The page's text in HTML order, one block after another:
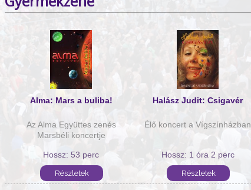
Alma: Mars a buliba!
Az Alma Együttes zenés
Marsbéli koncertje
Hossz: 53 perc
Halász Judit: Csigavér
Élő koncert a Vígszínházban
Hossz: 1 óra 2 perc